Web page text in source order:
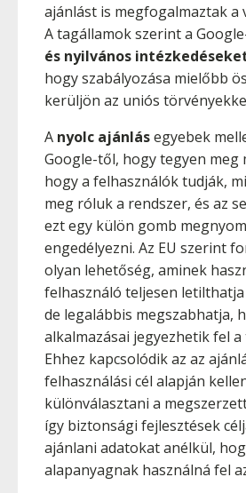
ajánlást is megfogalmaztak a
A tagállamok szerint a
és nyilvános
hogy szabályozása mielőbb
kerüljön az uniós
A nyolc ajánlásegyebek
Google-től, hogy tegyen meg
hogy a felhasználók tudják,
meg róluk a rendszer, és az
ezt egy külön gomb
engedélyezni. Az EU szerint
olyan lehetőség, aminek
felhasználó teljesen
de legalábbis megszabhatja,
alkalmazásai jegyezhetik fel
Ehhez kapcsolódik az az
felhasználási cél alapján
különválasztani a
így biztonsági fejlesztések
ajánlani adatokat anélkül,
alapanyagnak használná fel